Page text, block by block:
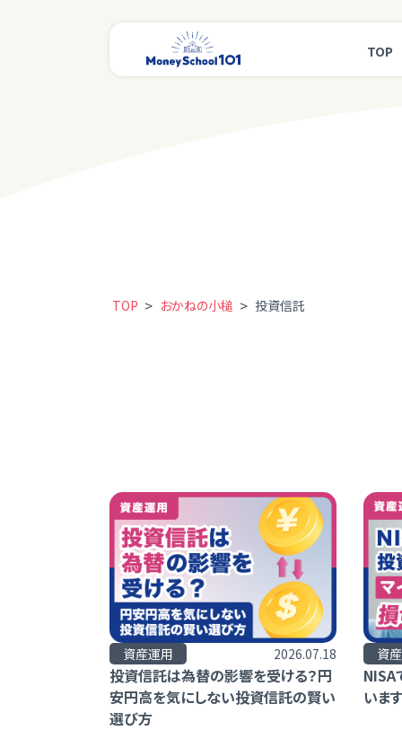
TOP
TOP > おかねの小槌 > 投資信託
資産運用 2026.07.18
投資信託は為替の影響を受ける？円
安円高を気にしない投資信託の賢い
選び方
資
NISA
いま